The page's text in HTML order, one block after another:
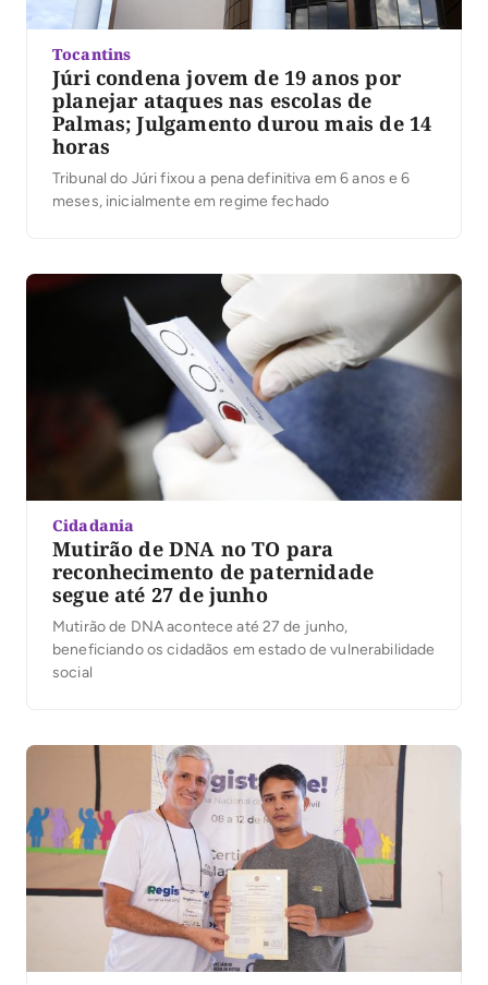
Tocantins
Júri condena jovem de 19 anos por
planejar ataques nas escolas de
Palmas; Julgamento durou mais de 14
horas
Tribunal do Júri fixou a pena definitiva em 6 anos e 6
meses, inicialmente em regime fechado
Cidadania
Mutirão de DNA no TO para
reconhecimento de paternidade
segue até 27 de junho
Mutirão de DNA acontece até 27 de junho,
beneficiando os cidadãos em estado de vulnerabilidade
social